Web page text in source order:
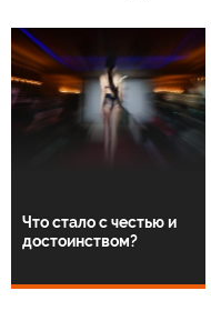
Что стало с честью и
достоинством?